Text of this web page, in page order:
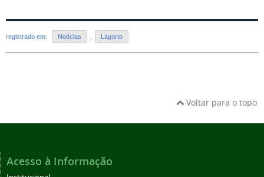
registrado em: Notícias Lagarto
Voltar para o topo
Acesso à Informação